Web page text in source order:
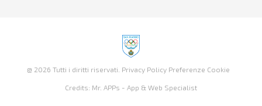
@ 2026 Tutti i diritti riservati. Privacy Policy Preferenze Cookie
Credits: Mr. APPs - App & Web Specialist